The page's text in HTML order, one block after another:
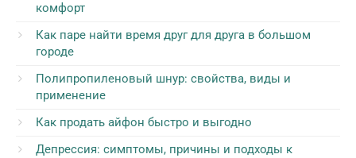
комфорт
Как паре найти время друг для друга в большом
городе
Полипропиленовый шнур: свойства, виды и
применение
Как продать айфон быстро и выгодно
Депрессия: симптомы, причины и подходы к